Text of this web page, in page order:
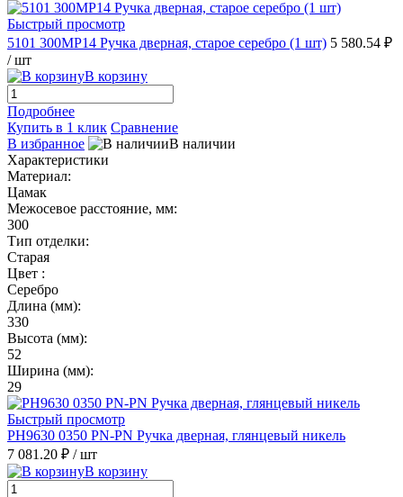
Быстрый просмотр
5101 300MP14 Ручка дверная, старое серебро (1 шт) 5 580.54 ₽
/ шт
В корзину
Подробнее
Купить в 1 клик Сравнение
В избранное
В наличии
Характеристики
Материал:
Цамак
Межосевое расстояние, мм:
300
Тип отделки:
Старая
Цвет :
Серебро
Длина (мм):
330
Высота (мм):
52
Ширина (мм):
29
Быстрый просмотр
PH9630 0350 PN-PN Ручка дверная, глянцевый никель
7 081.20 ₽ / шт
В корзину